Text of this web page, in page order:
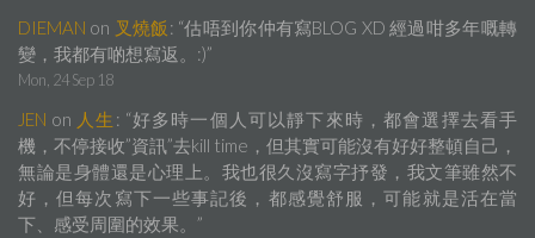
DIEMAN on 叉燒飯 : “估唔到你仲有寫BLOG XD 經過咁多年嘅轉
變，我都有啲想寫返。:)”
Mon, 24 Sep 18
JEN on 人生 : “好多時一個人可以靜下來時，都會選擇去看手
機，不停接收”資訊”去kill time，但其實可能沒有好好整頓自己，
無論是身體還是心理上。我也很久沒寫字抒發，我文筆雖然不
好，但每次寫下一些事記後，都感覺舒服，可能就是活在當
下、感受周圍的效果。 ”